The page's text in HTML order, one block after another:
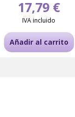
17,79 €
IVA incluido
Añadir al carrito